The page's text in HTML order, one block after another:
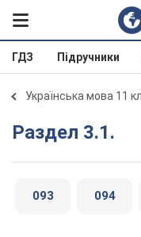
ГДЗ Підручники
Українська мова 11
Раздел 3.1.
093 094